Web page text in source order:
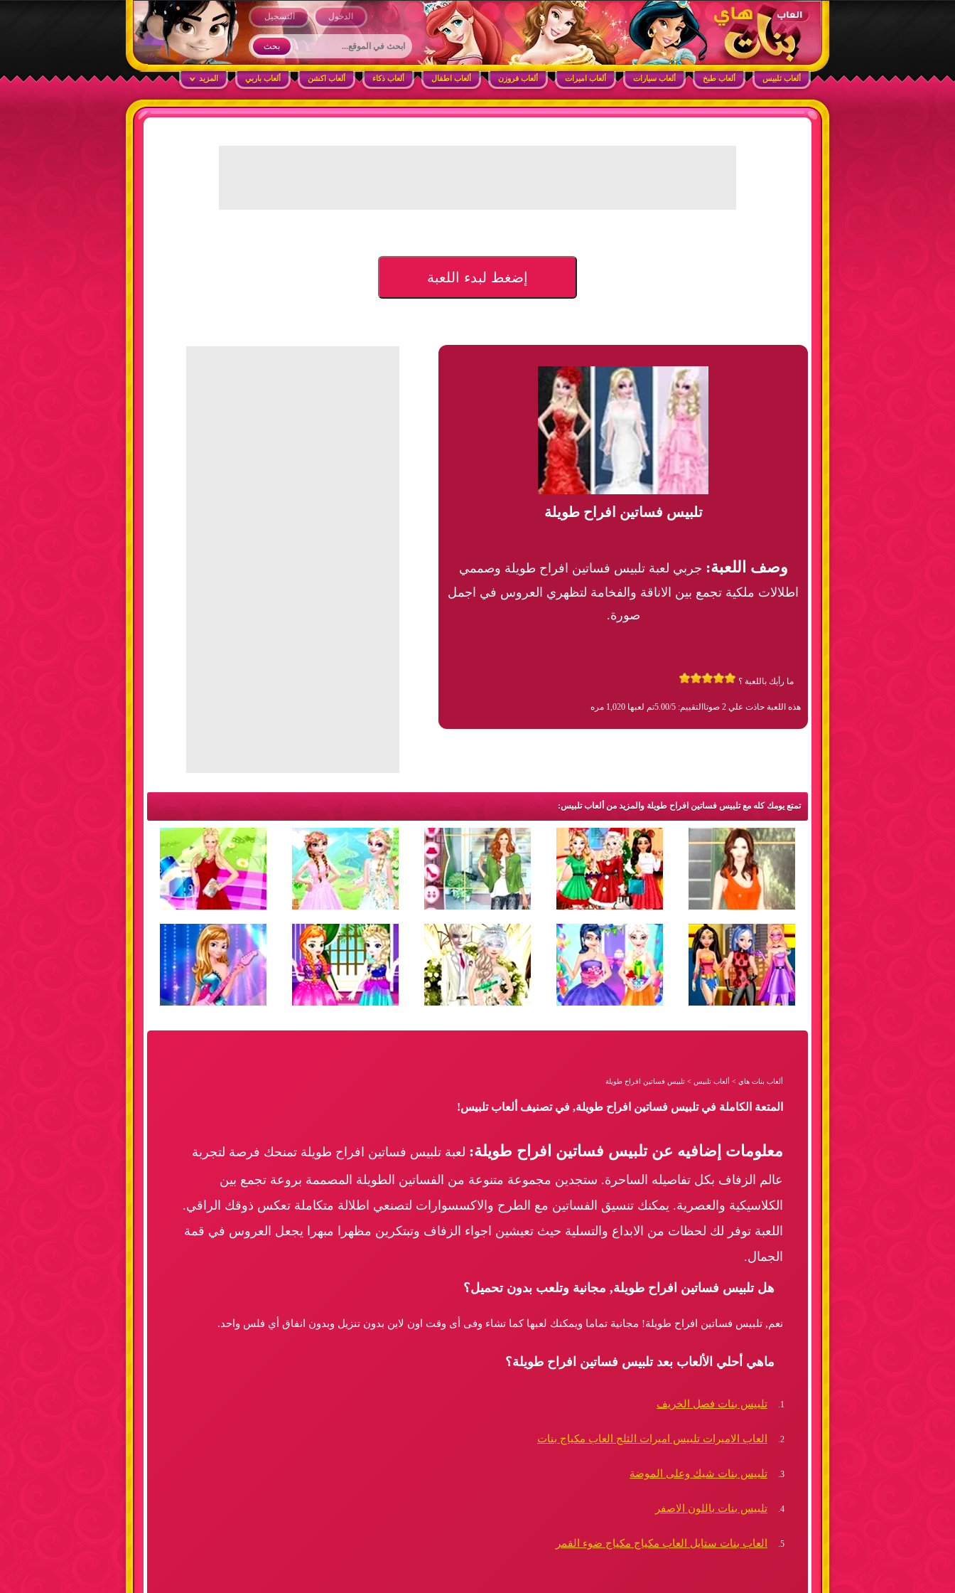
ألعاب بنات هاي – أفضل ألعاب تلبيس، مكياج، طبخ وأنشطة ممتعة للبنات
ابحث في الموقع
التسجيل
الدخول
ألعاب تلبيس ألعاب طبخ ألعاب سيارات ألعاب اميرات ألعاب فروزن ألعاب اطفال ألعاب ذكاء ألعاب اكشن ألعاب باربي المزيد
إضغط لبدء اللعبة
تلبيس فساتين افراح طويلة
وصف اللعبة: جربي لعبة تلبيس فساتين افراح طويلة وصممي
اطلالات ملكية تجمع بين الاناقة والفخامة لتظهري العروس في اجمل
صورة.
ما رأيك باللعبة ؟
هذه اللعبة حاذت علي 2 صوتا التقييم: 5.00/5 تم لعبها 1,020 مره
تمتع يومك كله مع تلبيس فساتين افراح طويلة والمزيد من ألعاب تلبيس:
ألعاب بنات هاي > ألعاب تلبيس > تلبيس فساتين افراح طويلة
المتعة الكاملة في تلبيس فساتين افراح طويلة, في تصنيف ألعاب تلبيس!
معلومات إضافيه عن تلبيس فساتين افراح طويلة: لعبة تلبيس فساتين افراح طويلة تمنحك فرصة لتجربة
عالم الزفاف بكل تفاصيله الساحرة. ستجدين مجموعة متنوعة من الفساتين الطويلة المصممة بروعة تجمع بين
الكلاسيكية والعصرية. يمكنك تنسيق الفساتين مع الطرح والاكسسوارات لتصنعي اطلالة متكاملة تعكس ذوقك الراقي.
اللعبة توفر لك لحظات من الابداع والتسلية حيث تعيشين اجواء الزفاف وتبتكرين مظهرا مبهرا يجعل العروس في قمة
الجمال.
هل تلبيس فساتين افراح طويلة, مجانية وتلعب بدون تحميل؟
نعم, تلبيس فساتين افراح طويلة! مجانية تماما ويمكنك لعبها كما تشاء وفى أى وقت اون لاين بدون تنزيل وبدون انفاق أي فلس واحد.
ماهي أحلي الألعاب بعد تلبيس فساتين افراح طويلة؟
تلبيس بنات فصل الخريف
العاب الاميرات تلبيس اميرات الثلج العاب مكياج بنات
تلبيس بنات شيك وعلى الموضة
تلبيس بنات باللون الاصفر
العاب بنات ستايل العاب مكياج مكياج ضوء القمر